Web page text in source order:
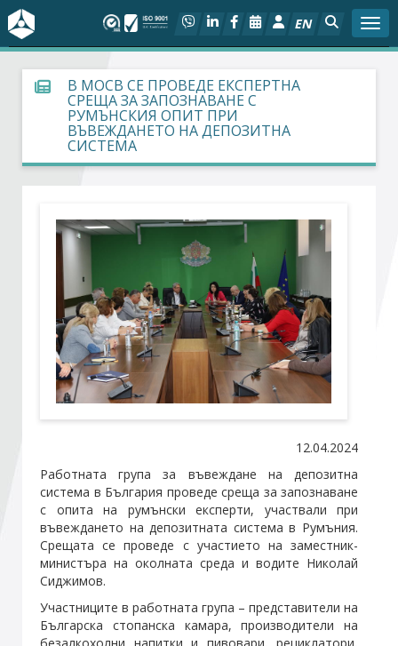
EN
За БСК
На фокус
Актуално
Дейности
Арбитражен съд
Проекти
Членове
Абонирайте се!
В МОСВ СЕ ПРОВЕДЕ ЕКСПЕРТНА
СРЕЩА ЗА ЗАПОЗНАВАНЕ С
РУМЪНСКИЯ ОПИТ ПРИ
ВЪВЕЖДАНЕТО НА ДЕПОЗИТНА
СИСТЕМА
12.04.2024
Работната група за въвеждане на депозитна
система в България проведе среща за запознаване
с опита на румънски експерти, участвали при
въвеждането на депозитната система в Румъния.
Срещата се проведе с участието на заместник-
министъра на околната среда и водите Николай
Сиджимов.
Участниците в работната група – представители на
Българска стопанска камара, производители на
безалкохолни напитки и пивовари, рециклатори,